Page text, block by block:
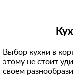
Выбор кухни в
этому не стоит
своем